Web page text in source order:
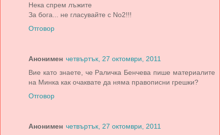
Нека спрем лъжите
За бога... не гласувайте с No2!!!
Отговор
Анонимен четвъртък, 27 октомври, 2011
Вие като знаете, че Раличка Бенчева пише материалите
на Минка как очаквате да няма правописни грешки?
Отговор
Анонимен четвъртък, 27 октомври, 2011